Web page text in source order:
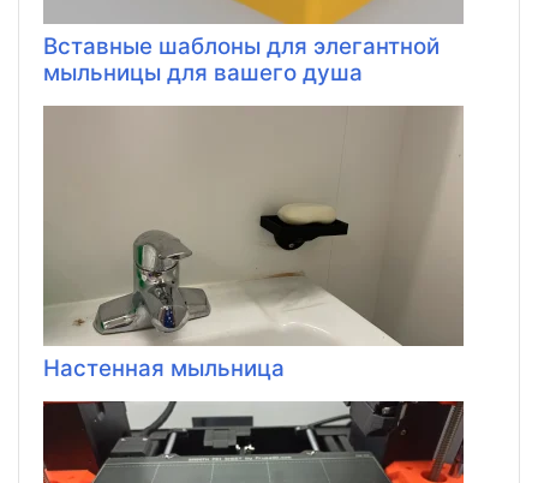
Вставные шаблоны для элегантной
мыльницы для вашего душа
Настенная мыльница